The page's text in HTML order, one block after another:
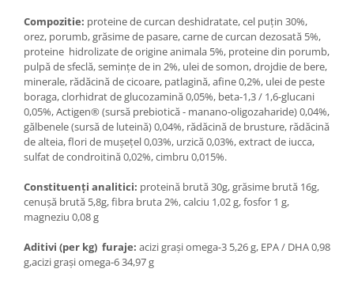
Compozitie: proteine ​​de curcan deshidratate, cel puțin 30%,
orez, porumb, grăsime de pasare, carne de curcan dezosată 5%,
proteine ​​ hidrolizate de origine animala 5%, proteine ​​din porumb,
pulpă de sfeclă, semințe de in 2%, ulei de somon, drojdie de bere,
minerale, rădăcină de cicoare, patlagină, afine 0,2%, ulei de peste
boraga, clorhidrat de glucozamină 0,05%, beta-1,3 / 1,6-glucani
0,05%, Actigen® (sursă prebiotică - manano-oligozaharide) 0,04%,
gălbenele (sursă de luteină) 0,04%, rădăcină de brusture, rădăcină
de alteia, flori de mușețel 0,03%, urzică 0,03%, extract de iucca,
sulfat de condroitină 0,02%, cimbru 0,015%.
Constituenţi analitici: proteină brută 30g, grăsime brută 16g,
cenușă brută 5,8g, fibra bruta 2%, calciu 1,02 g, fosfor 1 g,
magneziu 0,08 g
Aditivi (per kg) furaje: acizi grași omega-3 5,26 g, EPA / DHA 0,98
g,acizi grași omega-6 34,97 g